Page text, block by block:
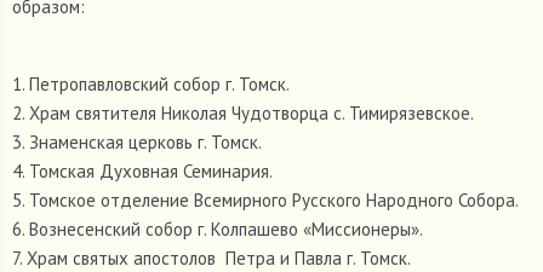
образом:
1. Петропавловский собор г. Томск.
2. Храм святителя Николая Чудотворца с. Тимирязевское.
3. Знаменская церковь г. Томск.
4. Томская Духовная Семинария.
5. Томское отделение Всемирного Русского Народного Собора.
6. Вознесенский собор г. Колпашево «Миссионеры».
7. Храм святых апостолов Петра и Павла г. Томск.